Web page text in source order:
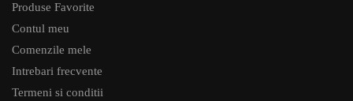
Produse Favorite
Contul meu
Comenzile mele
Intrebari frecvente
Termeni si conditii